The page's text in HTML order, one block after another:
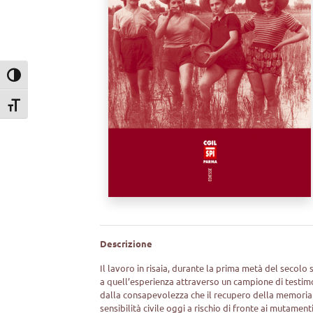
Attiva/disattiva alto contrasto
Attiva/disattiva dimensione testo
Descrizione
Il lavoro in risaia, durante la prima metà del
a quell’esperienza attraverso un campione di
dalla consapevolezza che il recupero della
sensibilità civile oggi a rischio di fronte ai